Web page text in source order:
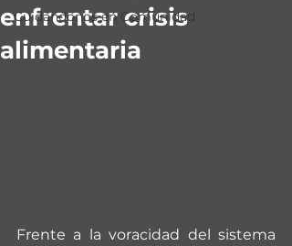
Cuidándonos en Comunidad
enfrentar crisis
alimentaria
Frente a la voracidad del sistema